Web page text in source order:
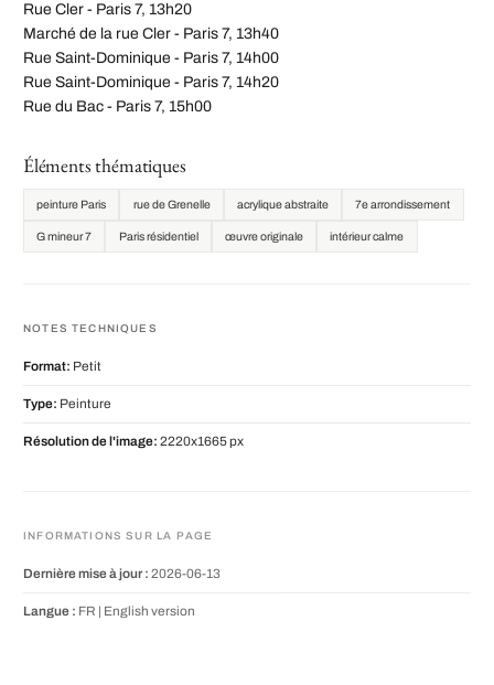
Rue Cler - Paris 7, 13h20
Marché de la rue Cler - Paris 7, 13h40
Rue Saint-Dominique - Paris 7, 14h00
Rue Saint-Dominique - Paris 7, 14h20
Rue du Bac - Paris 7, 15h00
Éléments thématiques
peinture Paris rue de Grenelle acrylique abstraite 7e arrondissement
G mineur 7 Paris résidentiel œuvre originale intérieur calme
NOTES TECHNIQUES
Format: Petit
Type: Peinture
Résolution de l'image: 2220x1665 px
INFORMATIONS SUR LA PAGE
Dernière mise à jour : 2026-06-13
Langue : FR | English version